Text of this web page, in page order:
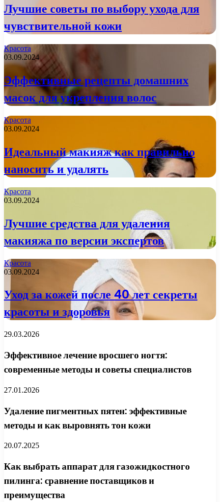
Лучшие советы по выбору ухода для
чувствительной кожи
Красота
03.09.2024
Эффективные рецепты домашних
масок для укрепления волос
Красота
03.09.2024
Идеальный макияж как правильно
наносить и удалять
Красота
03.09.2024
Лучшие средства для удаления
макияжа по версии экспертов
Красота
03.09.2024
Уход за кожей после 40 лет секреты
красоты и здоровья
29.03.2026
Эффективное лечение вросшего ногтя:
современные методы и советы специалистов
27.01.2026
Удаление пигментных пятен: эффективные
методы и как выровнять тон кожи
20.07.2025
Как выбрать аппарат для газожидкостного
пилинга: сравнение поставщиков и
преимущества